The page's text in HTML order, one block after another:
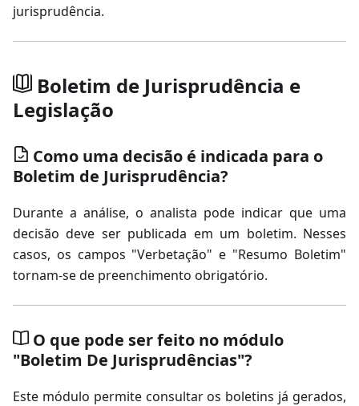
jurisprudência.
Boletim de Jurisprudência e
Legislação
Como uma decisão é indicada para o
Boletim de Jurisprudência?
Durante a análise, o analista pode indicar que uma
decisão deve ser publicada em um boletim. Nesses
casos, os campos "Verbetação" e "Resumo Boletim"
tornam-se de preenchimento obrigatório.
O que pode ser feito no módulo
"Boletim De Jurisprudências"?
Este módulo permite consultar os boletins já gerados,